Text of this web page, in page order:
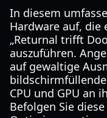
In diesem
Hardware auf,
„Returnal trifft
auszuführen.
auf gewaltige
CPU und GPU an
Befolgen Sie